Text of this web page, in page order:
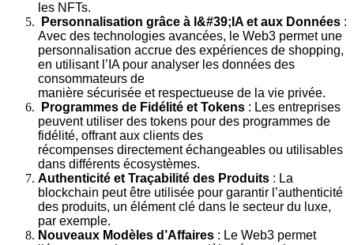
les NFTs.
Personnalisation grâce à l&#39;IA et aux Données :
Avec des technologies avancées, le Web3 permet une
personnalisation accrue des expériences de shopping,
en utilisant l’IA pour analyser les données des
consommateurs de
manière sécurisée et respectueuse de la vie privée.
Programmes de Fidélité et Tokens : Les entreprises
peuvent utiliser des tokens pour des programmes de
fidélité, offrant aux clients des
récompenses directement échangeables ou utilisables
dans différents écosystèmes.
Authenticité et Traçabilité des Produits : La
blockchain peut être utilisée pour garantir l’authenticité
des produits, un élément clé dans le secteur du luxe,
par exemple.
Nouveaux Modèles d’Affaires : Le Web3 permet